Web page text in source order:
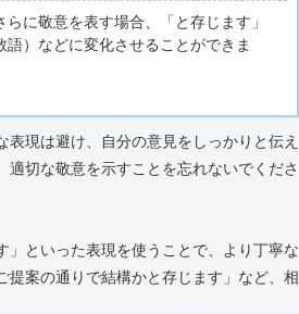
に敬意を表す場合、「と存じます」
語）などに変化させることができま
表現は避け、自分の意見をしっかりと伝え
切な敬意を示すことを忘れないでくださ
といった表現を使うことで、より丁寧な
提案の通りで結構かと存じます」など、相